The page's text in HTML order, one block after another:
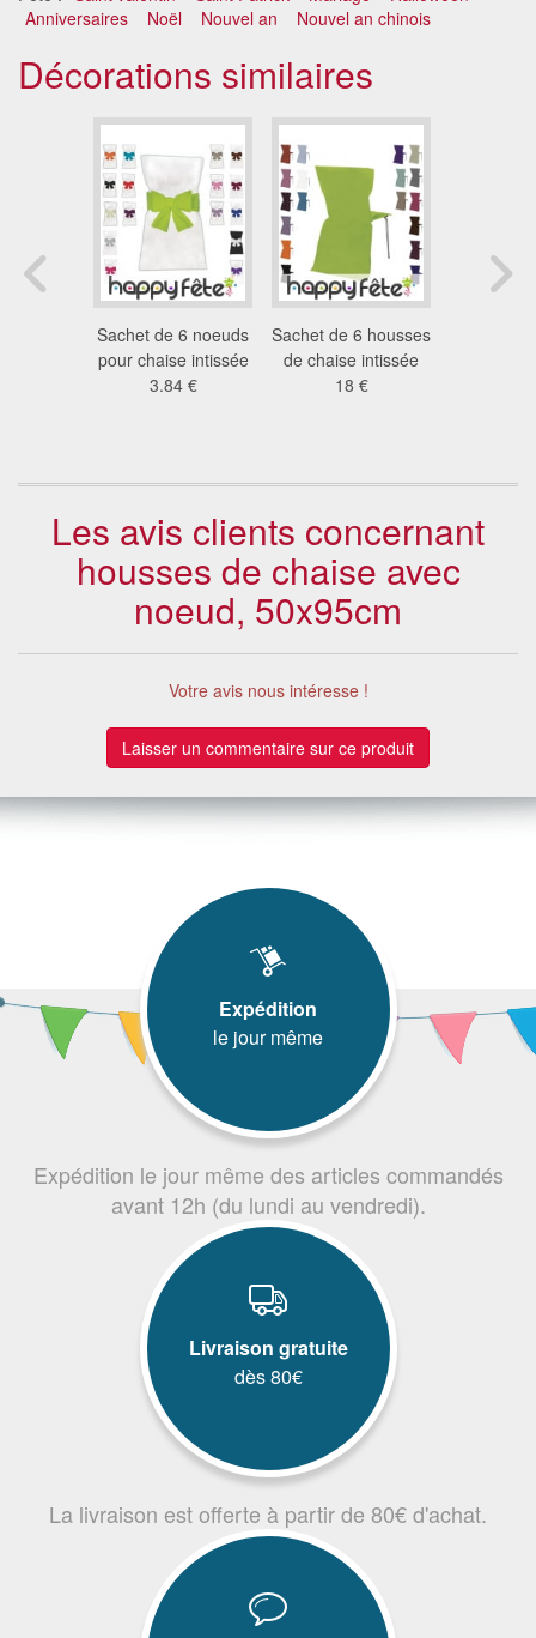
Anniversaires
Noël Nouvel an Nouvel an chinois
Décorations similaires
Sachet de 6 noeuds
pour chaise intissée
3.84 €
Sachet de 6 housses
de chaise intissée
18 €
Les avis clients concernant
housses de chaise avec
noeud, 50x95cm
Votre avis nous intéresse !
Laisser un commentaire sur ce produit
Expédition
le jour même
Expédition le jour même des articles commandés
avant 12h (du lundi au vendredi).
Livraison gratuite
dès 80€
La livraison est offerte à partir de 80€ d'achat.